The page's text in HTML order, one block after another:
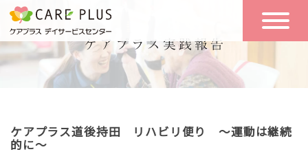
こんな方に
おすすめ
一日の流れ
一日体験
空き状況
ケアプラス道後持田 リハビリ便り ～運動は継続
的に～